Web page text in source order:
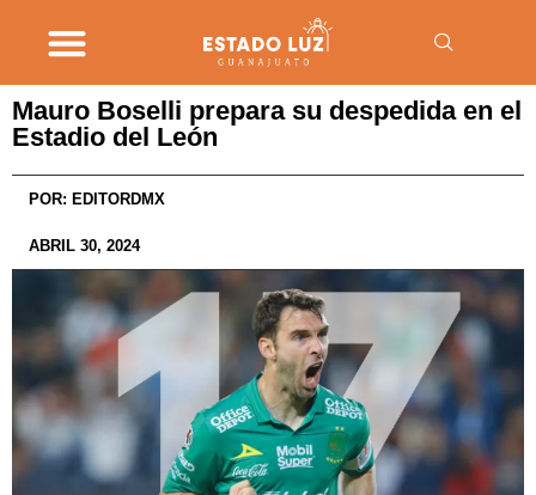
Mauro Boselli prepara su despedida en el
Estadio del León
POR: EDITORDMX
ABRIL 30, 2024